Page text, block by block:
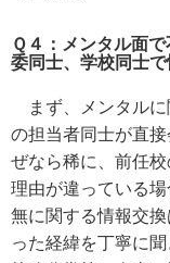
Ｑ４：メンタル面
委同士、学校同士
まず、メンタル
の担当者同士が直
ぜなら稀に、前任
理由が違っている
無に関する情報交
った経緯を丁寧に